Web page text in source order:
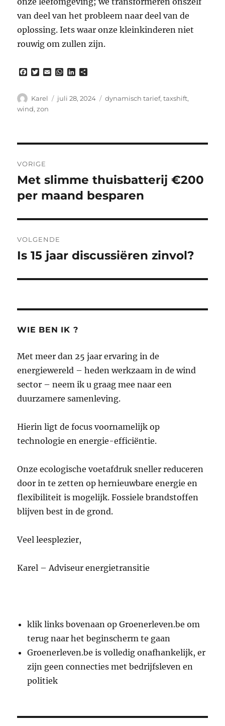
van deel van het probleem naar deel van de
oplossing. Iets waar onze kleinkinderen niet
rouwig om zullen zijn.
F
e
b
o
T
t
e
E
i
l
W
t
L
k
e
e
Auteur
Karel
Gepubliceerd
juli 28, 2024 Tags
dynamisch tarief,taxshift,
wind,zon
VORIGE
Vorig
bericht:
Met slimme thuisbatterij €200
per maand besparen
VOLGENDE
Volgend
Is 15 jaar discussiëren zinvol?
WIE BEN IK ?
Met meer dan 25 jaar ervaring in de
energiewereld – heden werkzaam in de wind
sector – neem ik u graag mee naar een
duurzamere samenleving.
Hierin ligt de focus voornamelijk op
technologie en energie-efficiëntie.
Onze ecologische voetafdruk sneller reduceren
door in te zetten op hernieuwbare energie en
flexibiliteit is mogelijk. Fossiele brandstoffen
blijven best in de grond.
Veel leesplezier,
Karel – Adviseur energietransitie
klik links bovenaan op Groenerleven.be om
terug naar het beginscherm te gaan
Groenerleven.be is volledig onafhankelijk, er
zijn geen connecties met bedrijfsleven en
politiek